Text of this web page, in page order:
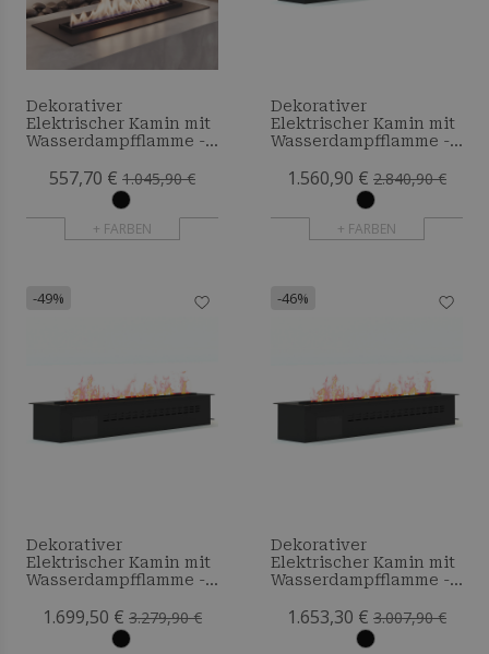
Dekorativer
Elektrischer Kamin mit
Wasserdampfflamme -
557,70 € 1.045,90 €
+ FARBEN
Dekorativer
Elektrischer Kamin mit
Wasserdampfflamme -
1.560,90 € 2.840,90 €
+ FARBEN
-49%
Dekorativer
Elektrischer Kamin mit
Wasserdampfflamme -
1.699,50 € 3.279,90 €
-46%
Dekorativer
Elektrischer Kamin mit
Wasserdampfflamme -
1.653,30 € 3.007,90 €